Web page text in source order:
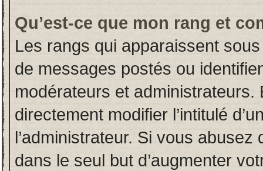
Qu’est-ce que mon rang et
Les rangs qui apparaissent
de messages postés ou
modérateurs et
directement modifier l’intitulé
l’administrateur. Si vous
dans le seul but d’augmenter